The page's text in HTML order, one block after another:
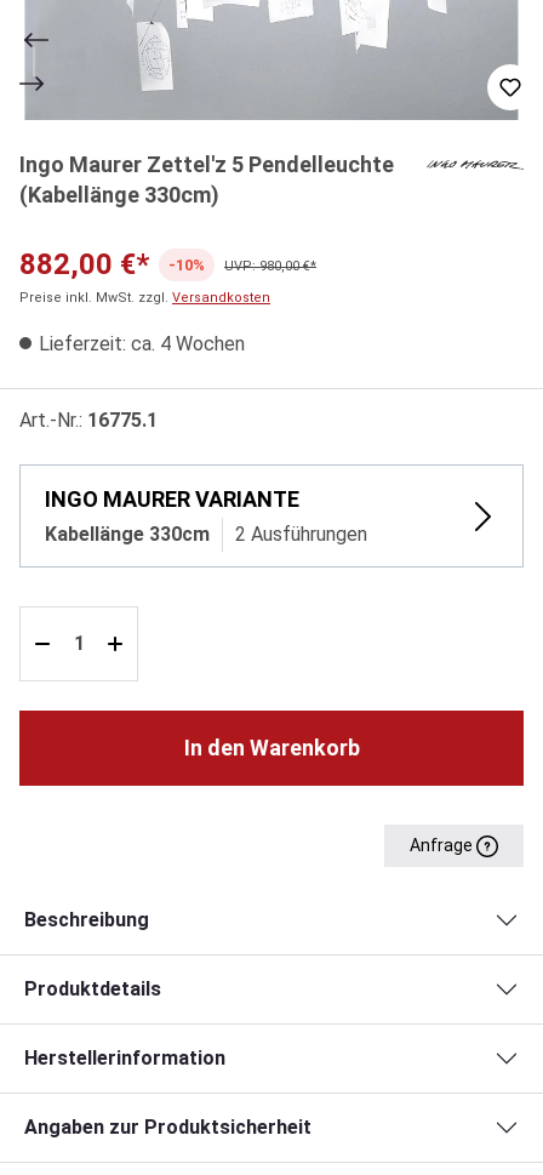
Ingo Maurer Zettel'z 5 Pendelleuchte
(Kabellänge 330cm)
882,00 €* -10%
UVP: 980,00 €*
Preise inkl. MwSt. zzgl. Versandkosten
Lieferzeit: ca. 4 Wochen
Art.-Nr.: 16775.1
INGO MAURER VARIANTE
Kabellänge 330cm 2 Ausführungen
In den Warenkorb
Anfrage
Beschreibung
Produktdetails
Herstellerinformation
Angaben zur Produktsicherheit